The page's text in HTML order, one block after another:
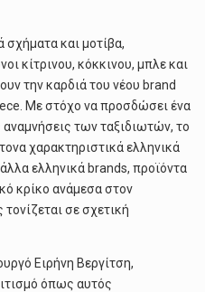
σχήματα και μοτίβα,
κίτρινου, κόκκινου, μπλε και
την καρδιά του νέου brand
Με στόχο να προσδώσει ένα
των ταξιδιωτών, το
χαρακτηριστικά ελληνικά
ελληνικά brands, προϊόντα
κρίκο ανάμεσα στον
σε σχετική
Ειρήνη Βεργίτση,
όπως αυτός